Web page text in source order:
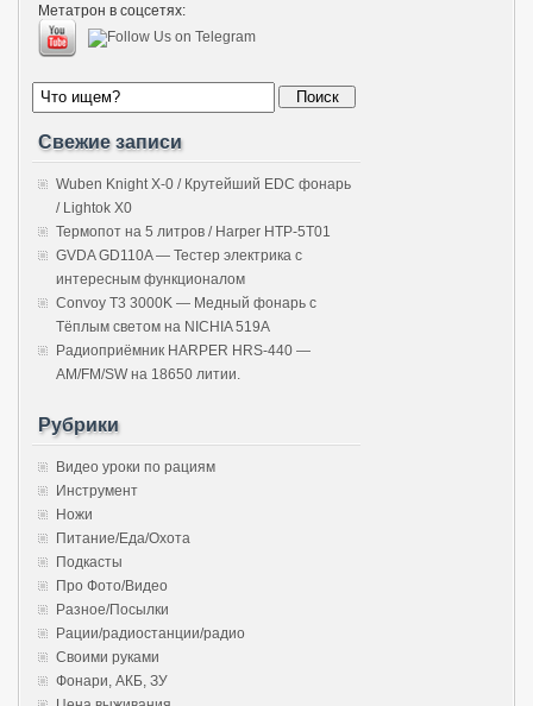
Метатрон в соцсетях:
Свежие записи
Wuben Knight X-0 / Крутейший EDC фонарь
/ Lightok X0
Термопот на 5 литров / Harper HTP-5T01
GVDA GD110A — Тестер электрика с
интересным функционалом
Convoy T3 3000K — Медный фонарь с
Тёплым светом на NICHIA 519A
Радиоприёмник HARPER HRS-440 —
AM/FM/SW на 18650 литии.
Рубрики
Видео уроки по рациям
Инструмент
Ножи
Питание/Еда/Охота
Подкасты
Про Фото/Видео
Разное/Посылки
Рации/радиостанции/радио
Своими руками
Фонари, АКБ, ЗУ